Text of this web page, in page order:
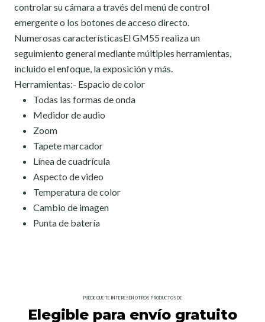
controlar su cámara a través del menú de control
emergente o los botones de acceso directo.
Numerosas característicasEl GM55 realiza un
seguimiento general mediante múltiples herramientas,
incluido el enfoque, la exposición y más.
Herramientas:- Espacio de color
Todas las formas de onda
Medidor de audio
Zoom
Tapete marcador
Línea de cuadrícula
Aspecto de video
Temperatura de color
Cambio de imagen
Punta de batería
PUEDE QUE TE INTERESEN OTROS PRODUCTOS DE
Elegible para envío gratuito